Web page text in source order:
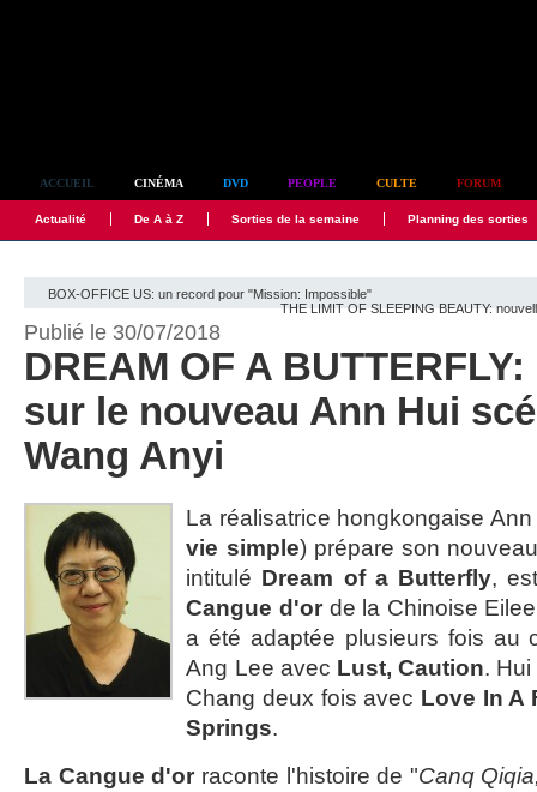
ACCUEIL CINÉMA DVD PEOPLE CULTE FORUM
Actualité De A à Z Sorties de la semaine Planning des sorties
BOX-OFFICE US: un record pour "Mission: Impossible"
THE LIMIT OF SLEEPING BEAUTY:
Publié le 30/07/2018
DREAM OF A
sur le nouveau Ann Hui
Wang Anyi
La réalisatrice hongkongaise Ann
vie simple) prépare son
intitulé Dream of a Butterfly,
Cangue d'orde la Chinoise
a été adaptée plusieurs fois au
Ang Lee avec Lust, Caution.
Chang deux fois avec Love In A
Springs.
La Cangue d'or raconte l'histoire de "Canq